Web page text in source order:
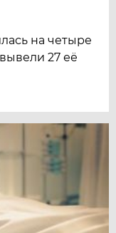
на четыре
27 её